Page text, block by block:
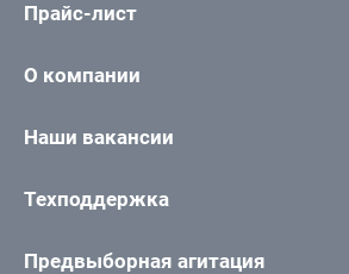
Прайс-лист
О компании
Наши вакансии
Техподдержка
Предвыборная агитация